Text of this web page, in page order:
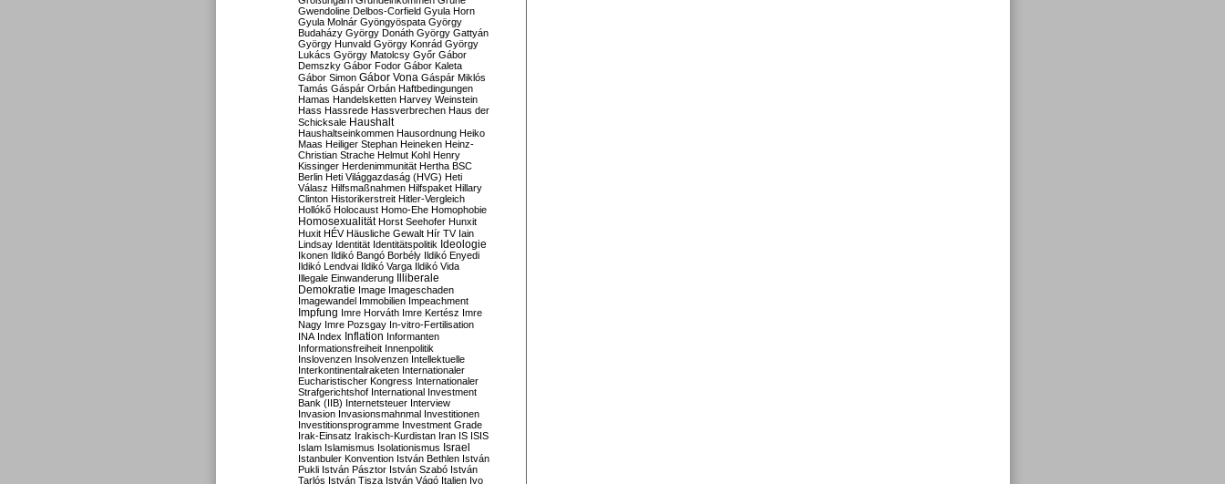
Gwendoline Delbos-Corfield Gyula Horn
Gyula Molnár Gyöngyöspata György
Budaházy György Donáth György Gattyán
György Hunvald György Konrád György
Lukács György Matolcsy Győr Gábor
Demszky Gábor Fodor Gábor Kaleta
Gábor Simon Gábor Vona Gáspár Miklós
Tamás Gáspár Orbán Haftbedingungen
Hamas Handelsketten Harvey Weinstein
Hass Hassrede Hassverbrechen Haus der
Schicksale Haushalt
Haushaltseinkommen Hausordnung Heiko
Maas Heiliger Stephan Heineken Heinz-
Christian Strache Helmut Kohl Henry
Kissinger Herdenimmunität Hertha BSC
Berlin Heti Világgazdaság (HVG) Heti
Válasz Hilfsmaßnahmen Hilfspaket Hillary
Clinton Historikerstreit Hitler-Vergleich
Hollókő Holocaust Homo-Ehe Homophobie
Homosexualität Horst Seehofer Hunxit
Huxit HÉV Häusliche Gewalt Hír TV Iain
Lindsay Identität Identitätspolitik Ideologie
Ikonen Ildikó Bangó Borbély Ildikó Enyedi
Ildikó Lendvai Ildikó Varga Ildikó Vida
Illegale Einwanderung Illiberale
Demokratie Image Imageschaden
Imagewandel Immobilien Impeachment
Impfung Imre Horváth Imre Kertész Imre
Nagy Imre Pozsgay In-vitro-Fertilisation
INA Index Inflation Informanten
Informationsfreiheit Innenpolitik
Inslovenzen Insolvenzen Intellektuelle
Interkontinentalraketen Internationaler
Eucharistischer Kongress Internationaler
Strafgerichtshof International Investment
Bank (IIB) Internetsteuer Interview
Invasion Invasionsmahnmal Investitionen
Investitionsprogramme Investment Grade
Irak-Einsatz Irakisch-Kurdistan Iran IS ISIS
Islam Islamismus Isolationismus Israel
Istanbuler Konvention István Bethlen István
Pukli István Pásztor István Szabó István
Tarlós István Tisza István Vágó Italien Ivo